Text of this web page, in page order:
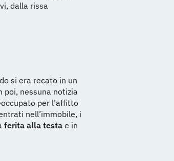
dalla rissa
si era recato in un
poi, nessuna notizia
per l’affitto
nell’immobile, i
ferita alla testa e in